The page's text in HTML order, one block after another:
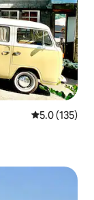
レビュー135
5.0 (135)